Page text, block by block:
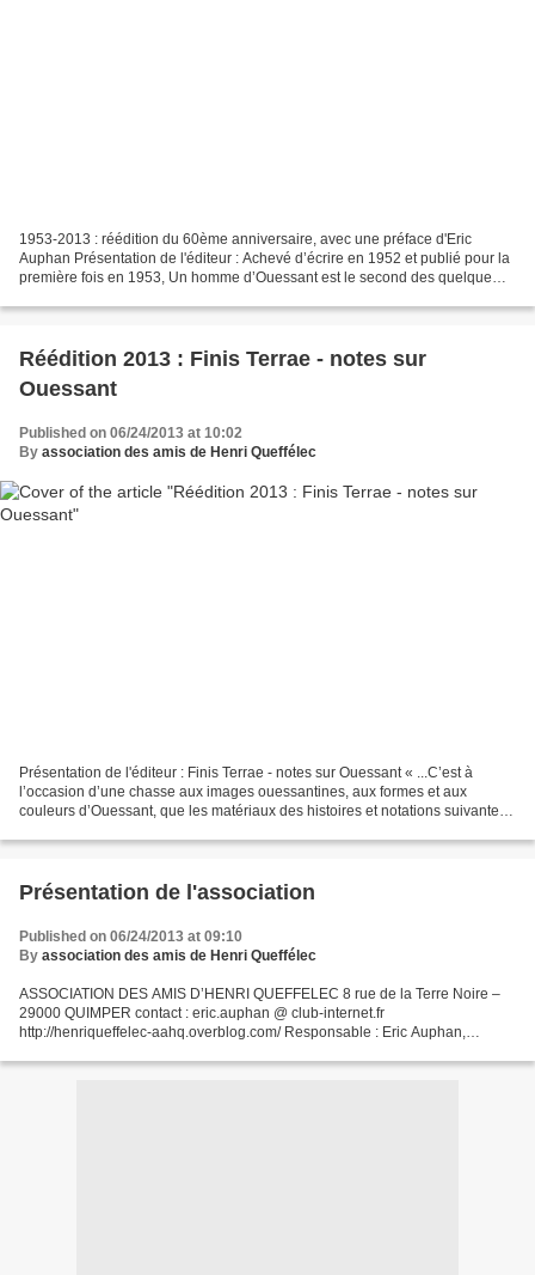
1953-2013 : réédition du 60ème anniversaire, avec une préface d'Eric
Auphan Présentation de l'éditeur : Achevé d’écrire en 1952 et publié pour la
première fois en 1953, Un homme d’Ouessant est le second des quelque
Réédition 2013 : Finis Terrae - notes sur
Ouessant
Published on 06/24/2013 at 10:02
By association des amis de Henri Queffélec
Présentation de l'éditeur : Finis Terrae - notes sur Ouessant « ...C’est à
l’occasion d’une chasse aux images ouessantines, aux formes et aux
couleurs d’Ouessant, que les matériaux des histoires et notations suivantes
Présentation de l'association
Published on 06/24/2013 at 09:10
By association des amis de Henri Queffélec
ASSOCIATION DES AMIS D’HENRI QUEFFELEC 8 rue de la Terre Noire –
29000 QUIMPER contact : eric.auphan @ club-internet.fr
http://henriqueffelec-aahq.overblog.com/ Responsable : Eric Auphan,